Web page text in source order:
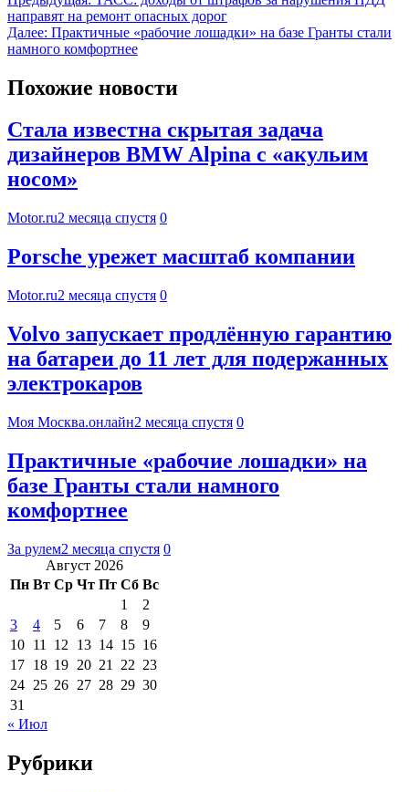
направят на ремонт опасных дорог
Далее: Практичные «рабочие лошадки» на базе Гранты стали
намного комфортнее
Похожие новости
Стала известна скрытая задача
дизайнеров BMW Alpina с «акульим
носом»
Motor.ru2 месяца спустя 0
Porsche урежет масштаб компании
Motor.ru2 месяца спустя 0
Volvo запускает продлённую гарантию
на батареи до 11 лет для подержанных
электрокаров
Моя Москва.онлайн2 месяца спустя 0
Практичные «рабочие лошадки» на
базе Гранты стали намного
комфортнее
За рулем2 месяца спустя 0
Август 2026
Пн Вт Ср Чт Пт Сб Вс
1
2
3
4 5 6 7 8
9
10 11 12 13 14 15 16
17 18 19 20 21 22 23
24 25 26 27 28 29 30
31
« Июл
Рубрики